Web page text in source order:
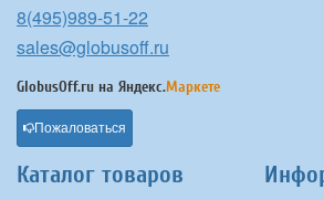
8(495)989-51-22
sales@globusoff.ru
GlobusOff.ru на Яндекс.Маркете
Пожаловаться
Каталог товаров